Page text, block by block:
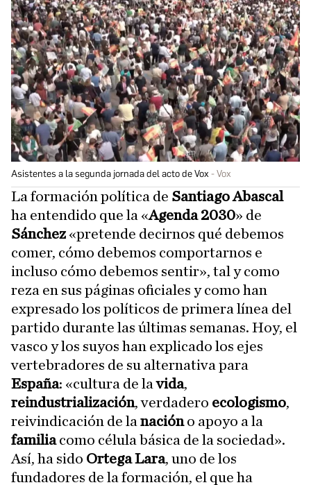
Asistentes a la segunda jornada del acto de Vox Vox
La formación política de Santiago Abascal
ha entendido que la «Agenda 2030» de
Sánchez«pretende decirnos qué debemos
comer, cómo debemos comportarnos e
incluso cómo debemos sentir», tal y como
reza en sus páginas oficiales y como han
expresado los políticos de primera línea del
partido durante las últimas semanas. Hoy, el
vasco y los suyos han explicado los ejes
vertebradores de su alternativa para
España: «cultura de lavida,
reindustrialización, verdadero ecologismo,
reivindicación de la nacióno apoyo a la
familiacomo célula básica de la sociedad».
Así, ha sido Ortega Lara, uno de los
fundadores de la formación, el que ha